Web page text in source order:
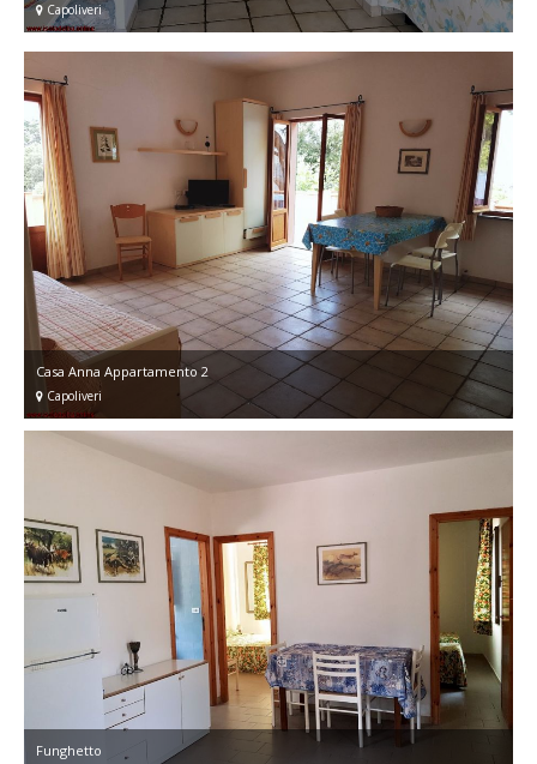
Capoliveri
Casa Anna Appartamento 2
Capoliveri
Funghetto